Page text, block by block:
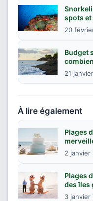
spots
20
Budget
21
À lire également
Plages
2 janvier
Plages
des îles
3 janvier